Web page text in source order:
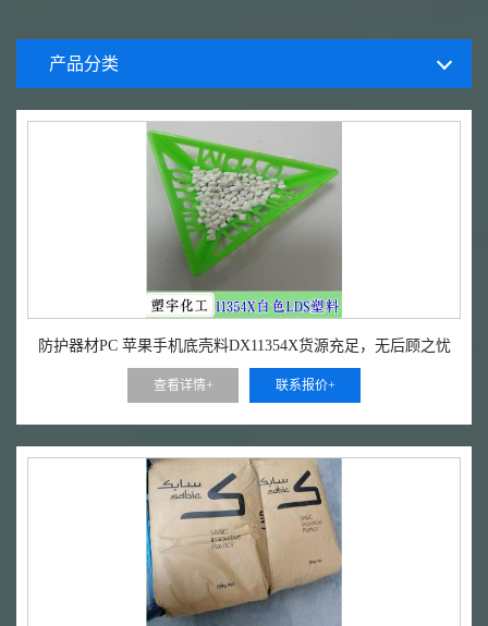
产品分类
防护器材PC 苹果手机底壳料DX11354X货源充足，无后顾之忧
查看详情+ 联系报价+